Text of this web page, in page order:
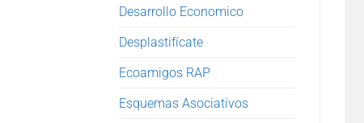
Desarrollo Economico
Desplastifícate
Ecoamigos RAP
Esquemas Asociativos